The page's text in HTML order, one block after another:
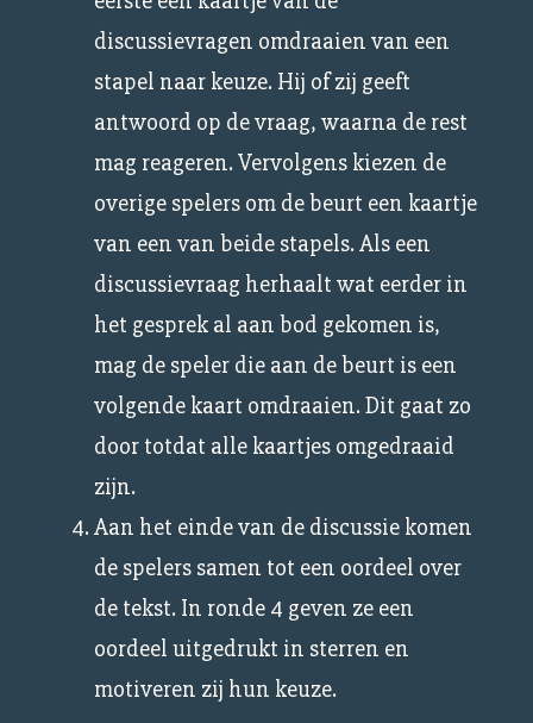
discussievragen omdraaien van een
stapel naar keuze. Hij of zij geeft
antwoord op de vraag, waarna de rest
mag reageren. Vervolgens kiezen de
overige spelers om de beurt een kaartje
van een van beide stapels. Als een
discussievraag herhaalt wat eerder in
het gesprek al aan bod gekomen is,
mag de speler die aan de beurt is een
volgende kaart omdraaien. Dit gaat zo
door totdat alle kaartjes omgedraaid
zijn.
Aan het einde van de discussie komen
de spelers samen tot een oordeel over
de tekst. In ronde 4 geven ze een
oordeel uitgedrukt in sterren en
motiveren zij hun keuze.